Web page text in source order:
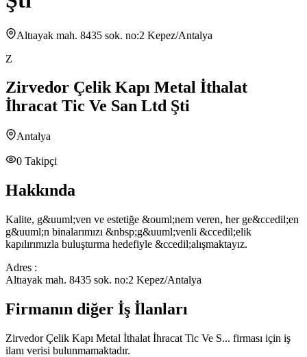
Altıayak mah. 8435 sok. no:2 Kepez/Antalya
Z
Zirvedor Çelik Kapı Metal İthalat
İhracat Tic Ve San Ltd Şti
Antalya
0 Takipçi
Hakkında
Kalite, g&uuml;ven ve estetiğe &ouml;nem veren, her ge&ccedil;en
g&uuml;n binalarımızı &nbsp;g&uuml;venli &ccedil;elik
kapılırımızla buluşturma hedefiyle &ccedil;alışmaktayız.
Adres :
Altıayak mah. 8435 sok. no:2 Kepez/Antalya
Firmanın diğer İş İlanları
Zirvedor Çelik Kapı Metal İthalat İhracat Tic Ve S... firması için iş
ilanı verisi bulunmamaktadır.